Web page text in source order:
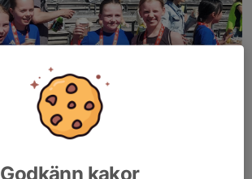
Godkänn kakor